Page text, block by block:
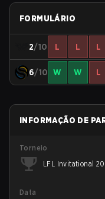
FORMULÁRIO
2/10 L L L
6/10 W W L
INFORMAÇÃO DE
Torneio
LFL Invitational
Data